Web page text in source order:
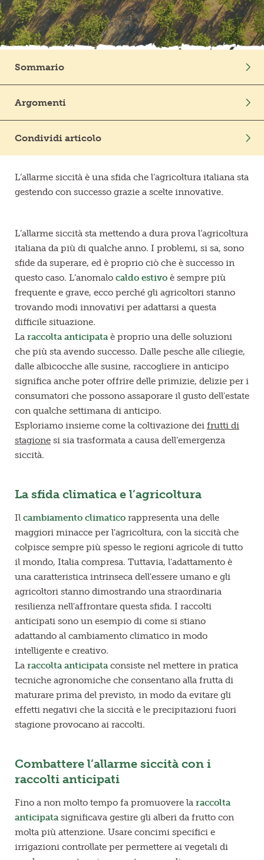
Frutta in pezzi
Polpe di frutta
Prodotti freschi
Sommario
La sfida climatica e l’agricoltura
Tecniche agronomiche per coltivare durante la siccità
Anche con l’emergenza siccità, la frutta di stagione è
Argomenti
Condividi articolo
L’allarme siccità è una sfida che l’agricoltura italiana sta
gestendo con successo grazie a scelte innovative.
L’allarme siccità sta mettendo a dura prova l’agricoltura
italiana da più di qualche anno. I problemi, si sa, sono
sfide da superare, ed è proprio ciò che è successo in
questo caso. L’anomalo caldo estivo è sempre più
frequente e grave, ecco perché gli agricoltori stanno
trovando modi innovativi per adattarsi a questa
difficile situazione.
La raccolta anticipataè proprio una delle soluzioni
che più sta avendo successo. Dalle pesche alle ciliegie,
dalle albicocche alle susine, raccogliere in anticipo
significa anche poter offrire delle primizie, delizie per i
consumatori che possono assaporare il gusto dell'estate
con qualche settimana di anticipo.
Esploriamo insieme come la coltivazione dei frutti di
stagione si sia trasformata a causa dell’emergenza
siccità.
La sfida climatica e l’agricoltura
Il cambiamento climatico rappresenta una delle
maggiori minacce per l'agricoltura, con la siccità che
colpisce sempre più spesso le regioni agricole di tutto
il mondo, Italia compresa. Tuttavia, l'adattamento è
una caratteristica intrinseca dell'essere umano e gli
agricoltori stanno dimostrando una straordinaria
resilienza nell'affrontare questa sfida. I raccolti
anticipati sono un esempio di come si stiano
adattando al cambiamento climatico in modo
intelligente e creativo.
La raccolta anticipataconsiste nel mettere in pratica
tecniche agronomiche che consentano alla frutta di
maturare prima del previsto, in modo da evitare gli
effetti negativi che la siccità e le precipitazioni fuori
stagione provocano ai raccolti.
Combattere l’allarme siccità con i
raccolti anticipati
Fino a non molto tempo fa promuovere la raccolta
anticipatasignificava gestire gli alberi da frutto con
molta più attenzione. Usare concimi specifici e
irrigazioni controllate per permettere ai vegetali di